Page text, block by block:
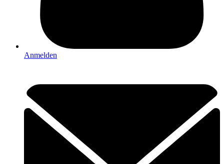
Anmelden